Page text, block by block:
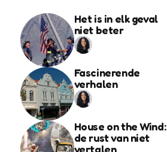
Het is in elk geval
niet beter
Fascinerende
verhalen
House on the Wind:
de rust van niet
vertalen